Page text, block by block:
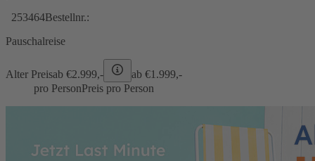
253464Bestellnr.:
Pauschalreise
Alter Preisab €2.999,- ab €1.999,-
pro PersonPreis pro Person